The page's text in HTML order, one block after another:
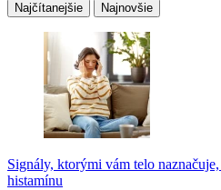
Najčítanejšie Najnovšie
Signály, ktorými vám telo
histamínu